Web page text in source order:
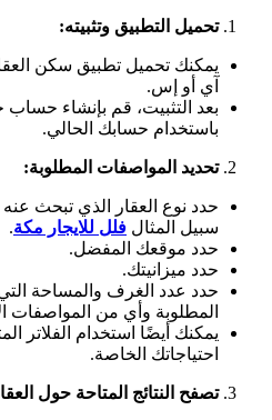
تحميل التطبيق وتثبيته:
يمكنك تحميل تطبيق سكن
آي أو إس.
بعد التثبيت، قم بإنشاء
باستخدام حسابك الحالي.
تحديد المواصفات المطلوبة:
حدد نوع العقار الذي تبحث
سبيل المثال فلل للايجار مكة.
حدد موقعك المفضل.
حدد ميزانيتك.
حدد عدد الغرف والمساحة
المطلوبة وأي من المواصفات
يمكنك أيضًا استخدام الفلاتر
احتياجاتك الخاصة.
تصفح النتائج المتاحة حول